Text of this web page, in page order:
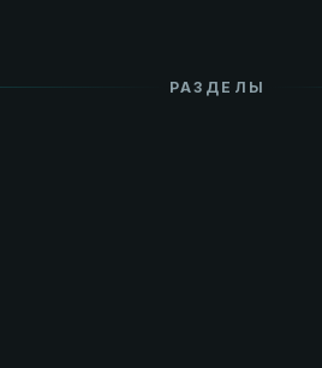
РАЗДЕЛЫ